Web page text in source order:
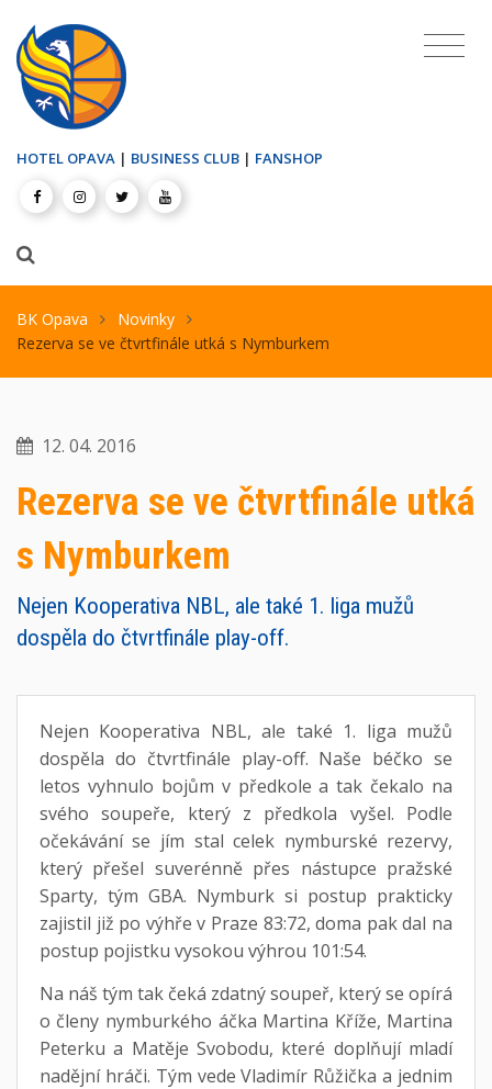
HOTEL OPAVA | BUSINESS CLUB | FANSHOP
BK Opava
Novinky
Rezerva se ve čtvrtfinále utká s Nymburkem
12. 04. 2016
Rezerva se ve čtvrtfinále utká
s Nymburkem
Nejen Kooperativa NBL, ale také 1. liga mužů
dospěla do čtvrtfinále play-off.
Nejen Kooperativa NBL, ale také 1. liga mužů
dospěla do čtvrtfinále play-off. Naše béčko se
letos vyhnulo bojům v předkole a tak čekalo na
svého soupeře, který z předkola vyšel. Podle
očekávání se jím stal celek nymburské rezervy,
který přešel suverénně přes nástupce pražské
Sparty, tým GBA. Nymburk si postup prakticky
zajistil již po výhře v Praze 83:72, doma pak dal na
postup pojistku vysokou výhrou 101:54.
Na náš tým tak čeká zdatný soupeř, který se opírá
o členy nymburkého áčka Martina Kříže, Martina
Peterku a Matěje Svobodu, které doplňují mladí
nadějní hráči. Tým vede Vladimír Růžička a jednim